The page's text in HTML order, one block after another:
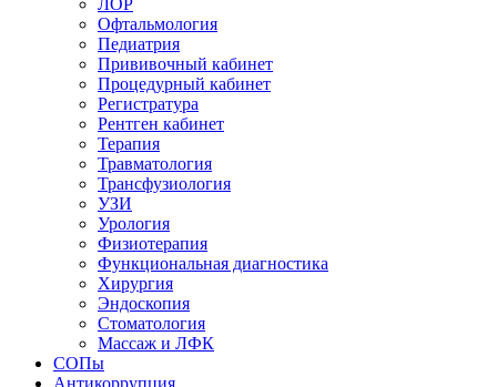
ЛОР
Офтальмология
Педиатрия
Прививочный кабинет
Процедурный кабинет
Регистратура
Рентген кабинет
Терапия
Травматология
Трансфузиология
УЗИ
Урология
Физиотерапия
Функциональная диагностика
Хирургия
Эндоскопия
Стоматология
Массаж и ЛФК
СОПы
Антикоррупция